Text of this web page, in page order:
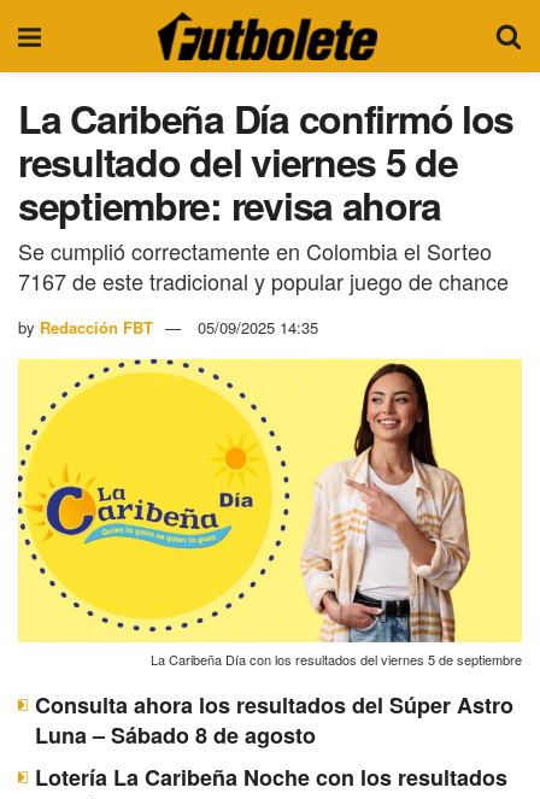
La Caribeña Día confirmó los
resultado del viernes 5 de
septiembre: revisa ahora
Se cumplió correctamente en Colombia el Sorteo
7167 de este tradicional y popular juego de chance
by Redacción FBT 05/09/2025 14:35
La Caribeña Día con los resultados del viernes 5 de septiembre
Consulta ahora los resultados del Súper Astro
Luna – Sábado 8 de agosto
Lotería La Caribeña Noche con los resultados